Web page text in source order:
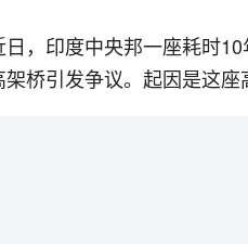
日，印度中央邦一座耗时
架桥引发争议。起因是这座